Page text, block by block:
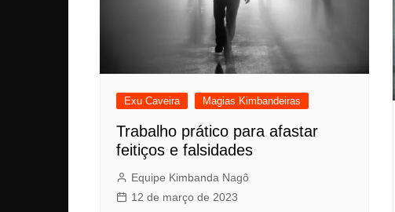
Exu Caveira Magias Kimbandeiras
Trabalho prático para afastar
feitiços e falsidades
Equipe Kimbanda Nagô
12 de março de 2023